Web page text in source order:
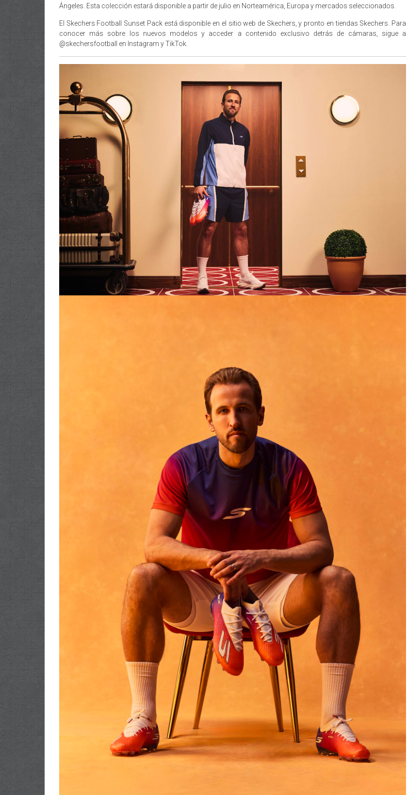
Ángeles. Esta colección estará disponible a partir de julio en Norteamérica, Europa y mercados seleccionados.
El Skechers Football Sunset Pack está disponible en el sitio web de Skechers, y pronto en tiendas Skechers. Para
conocer más sobre los nuevos modelos y acceder a contenido exclusivo detrás de cámaras, sigue a
@skechersfootball en Instagram y TikTok.